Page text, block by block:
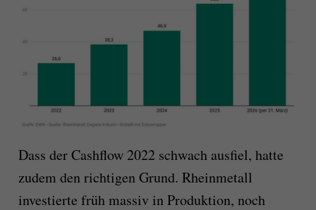
Dass der Cashflow 2022 schwach ausfiel, hatte
zudem den richtigen Grund. Rheinmetall
investierte früh massiv in Produktion, noch